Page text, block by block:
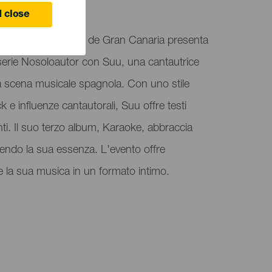
close
di Las Palmas de Gran Canaria presenta
Nosoloautor con Suu, una cantautrice
scena musicale spagnola. Con uno stile
e influenze cantautorali, Suu offre testi
Il suo terzo album, Karaoke, abbraccia
la sua essenza. L'evento offre
la sua musica in un formato intimo.